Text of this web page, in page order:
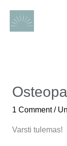
content
1 Comment /
Varsti tulemas!
Osteopaatia